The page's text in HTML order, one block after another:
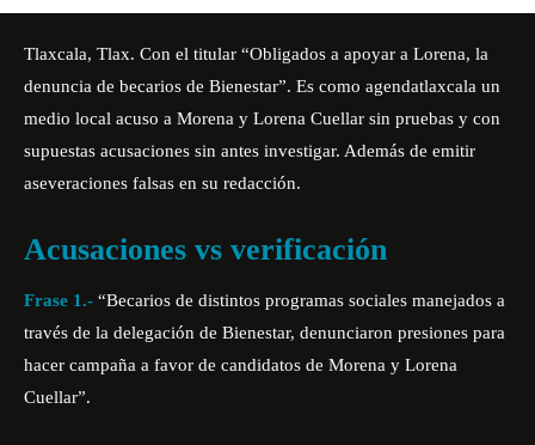
Tlaxcala, Tlax. Con el titular “Obligados a apoyar a Lorena, la
denuncia de becarios de Bienestar”. Es como agendatlaxcala un
medio local acuso a Morena y Lorena Cuellar sin pruebas y con
supuestas acusaciones sin antes investigar. Además de emitir
aseveraciones falsas en su redacción.
Acusaciones vs verificación
Frase 1.- “Becarios de distintos programas sociales manejados a
través de la delegación de Bienestar, denunciaron presiones para
hacer campaña a favor de candidatos de Morena y Lorena
Cuellar”.